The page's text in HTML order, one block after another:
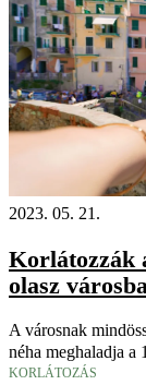
2023. 05. 21.
Korlátozzák
olasz
A városnak
néha meghaladja a
KORLÁTOZÁS